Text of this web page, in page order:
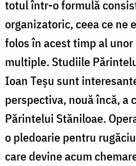
totul într-o formulă
organizatoric, ceea ce ne
folos în acest timp al
multiple. Studiile
Ioan Teșu sunt
perspectiva, nouă încă, a
Părintelui Stăniloae.
o pledoarie pentru
care devine acum